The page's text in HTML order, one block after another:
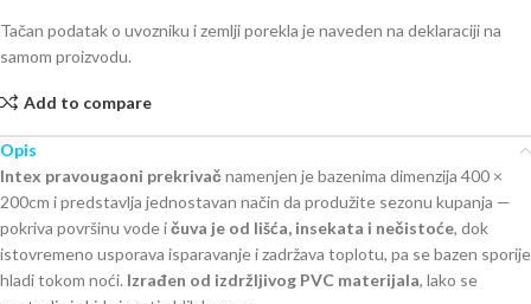
Tačan podatak o uvozniku i zemlji porekla je naveden na deklaraciji na
samom proizvodu.
Add to compare
Opis
Intex pravougaoni prekrivačnamenjen je bazenima dimenzija 400 ×
200cm i predstavlja jednostavan način da produžite sezonu kupanja —
pokriva površinu vode ičuva je od lišća, insekata i nečistoće, dok
istovremeno usporava isparavanje i zadržava toplotu, pa se bazen sporije
hladi tokom noći. Izrađen od izdržljivog PVC materijala, lako se